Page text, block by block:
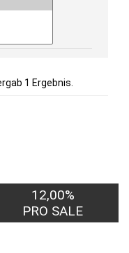
1 Ergebnis.
12,00%
PRO SALE